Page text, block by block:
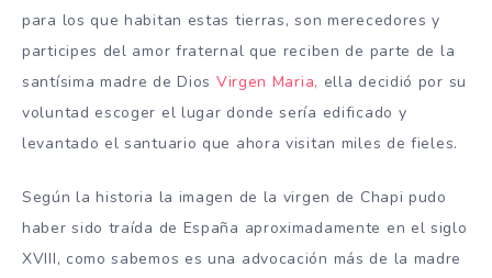
para los que habitan estas tierras, son merecedores y
participes del amor fraternal que reciben de parte de la
santísima madre de Dios Virgen Maria, ella decidió por su
voluntad escoger el lugar donde sería edificado y
levantado el santuario que ahora visitan miles de fieles.
Según la historia la imagen de la virgen de Chapi pudo
haber sido traída de España aproximadamente en el siglo
XVIII, como sabemos es una advocación más de la madre